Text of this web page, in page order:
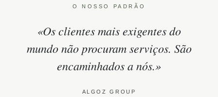
O NOSSO PADRÃO
«Os clientes mais exigentes do
mundo não procuram serviços. São
encaminhados a nós.»
ALGOZ GROUP